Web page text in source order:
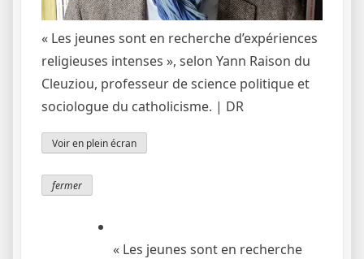
« Les jeunes sont en recherche d’expériences
religieuses intenses », selon Yann Raison du
Cleuziou, professeur de science politique et
sociologue du catholicisme. | DR
Voir en plein écran
fermer
« Les jeunes sont en recherche